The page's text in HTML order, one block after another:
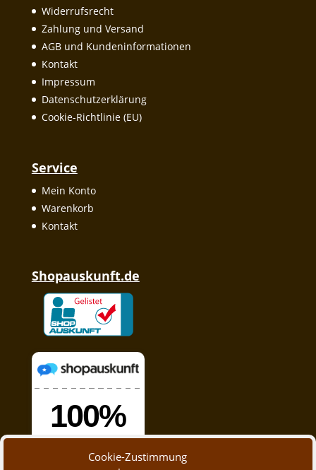
Cookie-Zustimmung
Widerrufsrecht
Zahlung und Versand
AGB und Kundeninformationen
Kontakt
Impressum
Datenschutzerklärung
Cookie-Richtlinie (EU)
Service
Mein Konto
Warenkorb
Kontakt
Shopauskunft.de